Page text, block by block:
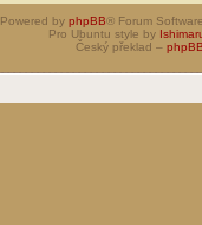
Powered by phpBB® Forum
Pro Ubuntu style by
Český překlad –